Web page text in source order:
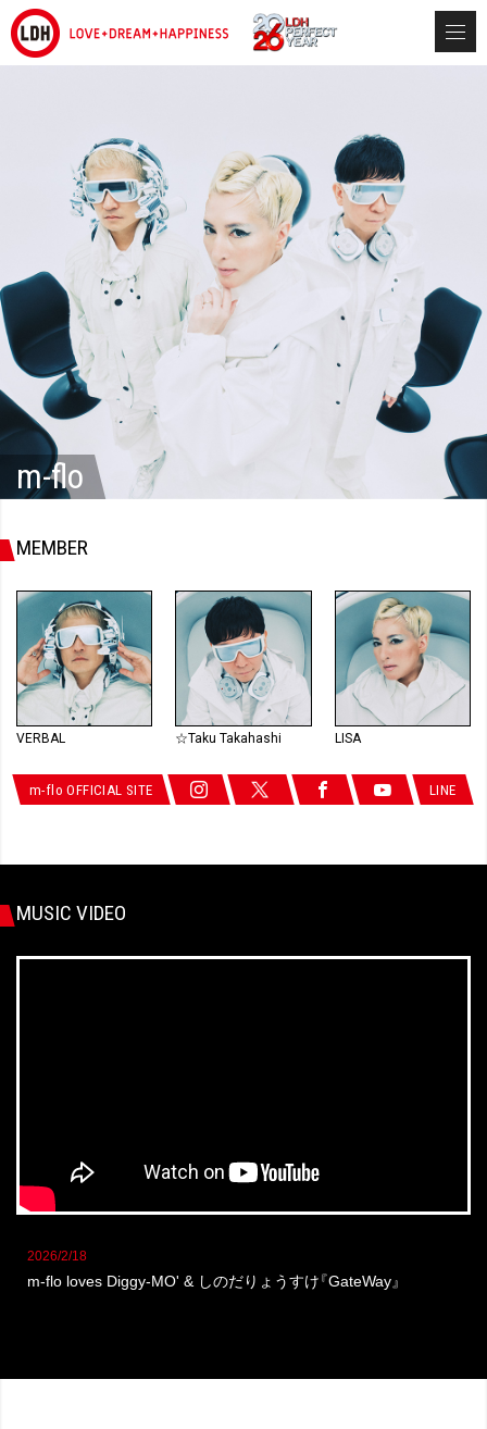
m-flo
MEMBER
VERBAL ☆Taku Takahashi LISA
m-flo OFFICIAL SITE LINE
MUSIC VIDEO
2026/2/18
m-flo loves Diggy-MO' & しのだりょうすけ『GateWay』